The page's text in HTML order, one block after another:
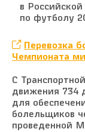
в
по футболу
Перевозка
Чемпионата
С
движения 734
для
болельщиков
проведенной